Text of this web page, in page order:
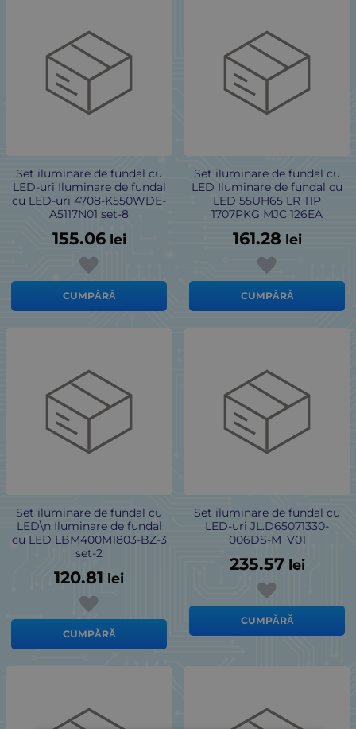
Set iluminare de fundal cu
LED-uri Iluminare de fundal
cu LED-uri 4708-K550WDE-
A5117N01 set-8
155.06 lei
CUMPĂRĂ
Set iluminare de fundal cu
LED Iluminare de fundal cu
LED 55UH65 LR TIP
1707PKG MJC 126EA
161.28 lei
CUMPĂRĂ
Set iluminare de fundal cu
LED\n Iluminare de fundal
cu LED LBM400M1803-BZ-3
set-2
120.81 lei
CUMPĂRĂ
Set iluminare de fundal cu
LED-uri JL.D65071330-
006DS-M_V01
235.57 lei
CUMPĂRĂ